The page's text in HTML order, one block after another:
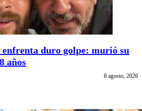
duro golpe: murió su
años
8 agosto, 2026